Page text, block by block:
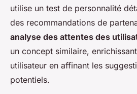
utilise un test de personnalité
des recommandations de
analyse des attentes des
un concept similaire,
utilisateur en affinant les
potentiels.